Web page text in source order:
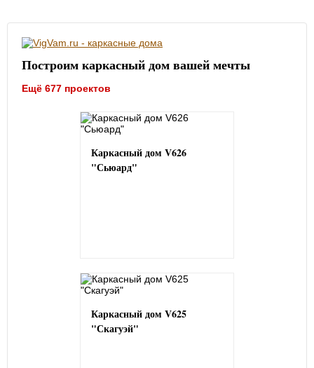
Построим каркасный дом вашей мечты
Ещё 677 проектов
Каркасный дом V626
"Сьюард"
Каркасный дом V625
"Скагуэй"